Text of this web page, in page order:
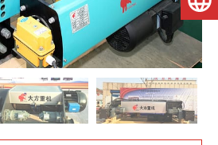
Berita